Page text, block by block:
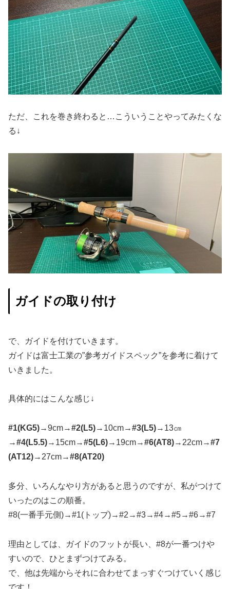
ただ、これを巻き終わると…こういうことやってみたくな
る↓
ガイドの取り付け
で、ガイドを付けていきます。
ガイドは富士工業の”参考ガイドスペック”を参考に着けて
いきました。
具体的にはこんな感じ↓
#1(KG5)→9cm→#2(L5)→10cm→#3(L5)→13㎝
→#4(L5.5)→15cm→#5(L6)→19cm→#6(AT8)→22cm→#7
(AT12)→27cm→#8(AT20)
多分、いろんなやり方があると思うのですが、私がつけて
いったのはこの順番。
#8(一番手元側)→#1(トップ)→#2→#3→#4→#5→#6→#7
理由としては、ガイドのフットが長い、#8が一番つけや
すいので、ひとまずつけてみる。
で、他は先端からそれに合わせてまっすぐつけていく感じ
です！